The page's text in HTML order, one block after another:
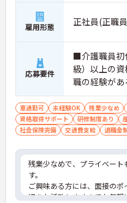
雇用形態 正社員(正職
応募要件
■介護職員初
級）以上の
職の経験が
資格者応相談
車通勤可 未経験OK 残業少なめ
資格取得サポート
研修制度あり
社会保険完備
交通費支給 退職金
残業少なめで、プライベート
す。
ご興味ある方には、面接のポ
細をお話致しますのでお気